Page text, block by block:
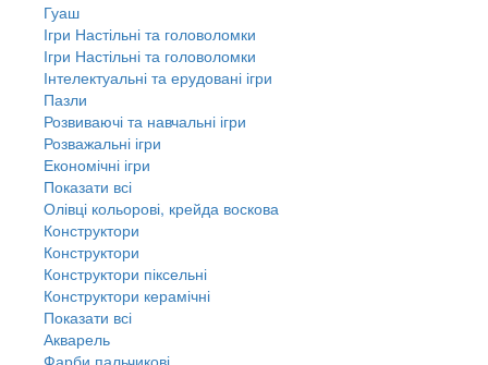
Гуаш
Ігри Настільні та головоломки
Ігри Настільні та головоломки
Інтелектуальні та ерудовані ігри
Пазли
Розвиваючі та навчальні ігри
Розважальні ігри
Економічні ігри
Показати всі
Олівці кольорові, крейда воскова
Конструктори
Конструктори
Конструктори піксельні
Конструктори керамічні
Показати всі
Акварель